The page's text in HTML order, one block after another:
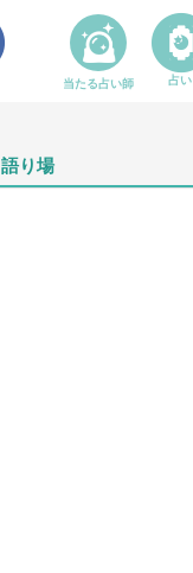
語り場
当たる占い師 占い